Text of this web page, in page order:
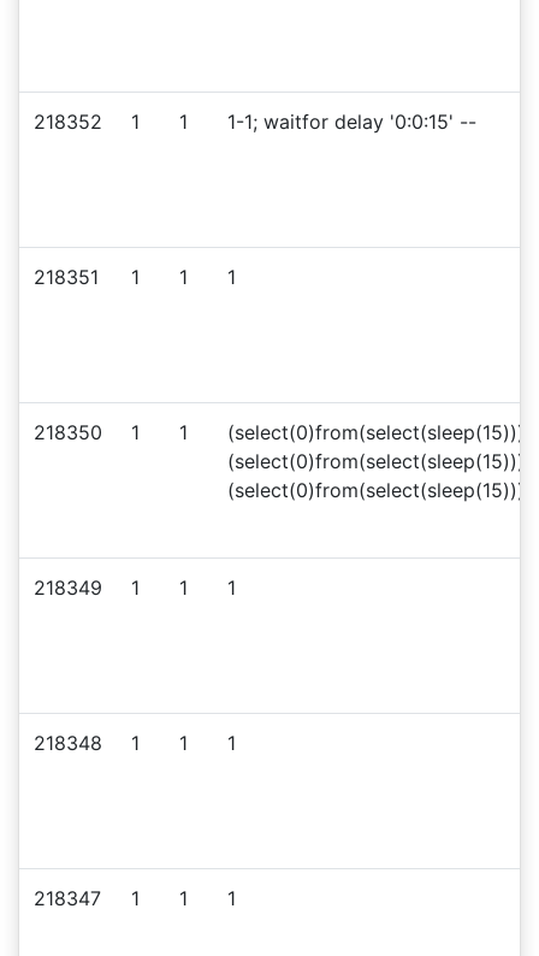
218352 1 1 1-1; waitfor delay '0:0:15' --
218351 1 1 1
218350 1 1
218349 1 1 1
218348 1 1 1
218347 1 1 1